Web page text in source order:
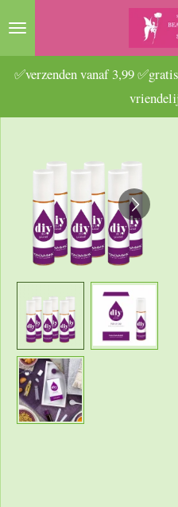
Ga
naar
hoofdinhoud
✅verzenden vanaf 3,99